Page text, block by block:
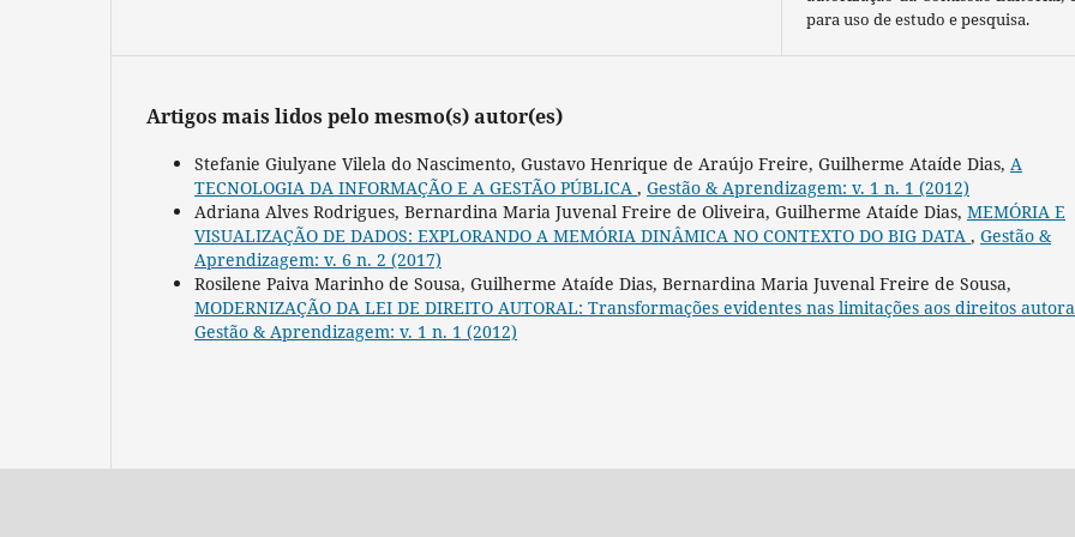
para uso de estudo e pesquisa.
Artigos mais lidos pelo mesmo(s) autor(es)
Stefanie Giulyane Vilela do Nascimento, Gustavo Henrique de Araújo Freire, Guilherme Ataíde Dias, A
TECNOLOGIA DA INFORMAÇÃO E A GESTÃO PÚBLICA , Gestão & Aprendizagem: v. 1 n. 1 (2012)
Adriana Alves Rodrigues, Bernardina Maria Juvenal Freire de Oliveira, Guilherme Ataíde Dias, MEMÓRIA E
VISUALIZAÇÃO DE DADOS: EXPLORANDO A MEMÓRIA DINÂMICA NO CONTEXTO DO BIG DATA , Gestão &
Aprendizagem: v. 6 n. 2 (2017)
Rosilene Paiva Marinho de Sousa, Guilherme Ataíde Dias, Bernardina Maria Juvenal Freire de Sousa,
MODERNIZAÇÃO DA LEI DE DIREITO AUTORAL: Transformações evidentes nas limitações aos direitos
Gestão & Aprendizagem: v. 1 n. 1 (2012)